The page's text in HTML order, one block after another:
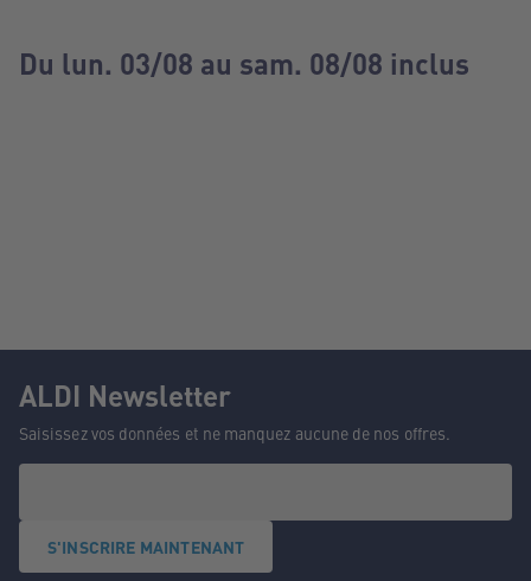
Du lun. 03/08 au sam. 08/08 inclus
ALDI Newsletter
Saisissez vos données et ne manquez aucune de nos offres.
S'INSCRIRE MAINTENANT